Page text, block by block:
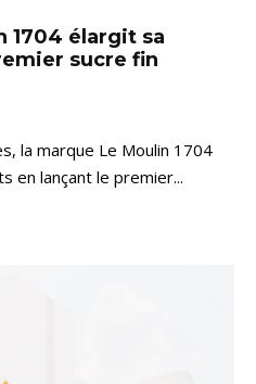
1704 élargit sa
sucre fin
la marque Le Moulin 1704
en lançant le premier...